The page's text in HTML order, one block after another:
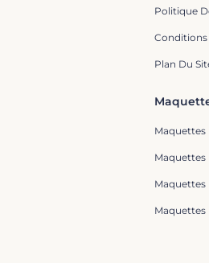
Politique
Conditions
Plan Du
Maquettes
Maquettes
Maquettes
Maquettes